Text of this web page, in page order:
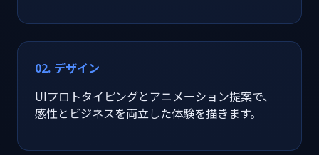
02. デザイン
UIプロトタイピングとアニメーション提案で、
感性とビジネスを両立した体験を描きます。